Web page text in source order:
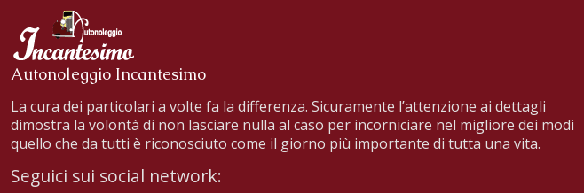
Autonoleggio Incantesimo
La cura dei particolari a volte fa la differenza. Sicuramente l’attenzione ai dettagli
dimostra la volontà di non lasciare nulla al caso per incorniciare nel migliore dei modi
quello che da tutti è riconosciuto come il giorno più importante di tutta una vita.
Seguici sui social network: